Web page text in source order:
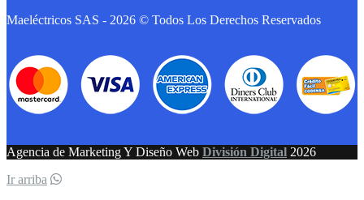
Maeléctricos SAS - 2026 © Todos Los Derechos Reservados
Agencia de Marketing Y Diseño Web División Digital 2026
Ir arriba